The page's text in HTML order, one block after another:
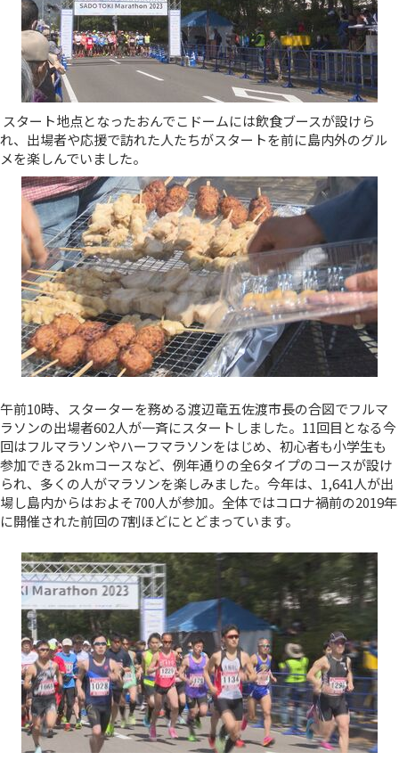
スタート地点となったおんでこドームには飲食ブースが設けら
れ、出場者や応援で訪れた人たちがスタートを前に島内外のグル
メを楽しんでいました。
午前10時、スターターを務める渡辺竜五佐渡市長の合図でフルマ
ラソンの出場者602人が一斉にスタートしました。11回目となる今
回はフルマラソンやハーフマラソンをはじめ、初心者も小学生も
参加できる2kmコースなど、例年通りの全6タイプのコースが設け
られ、多くの人がマラソンを楽しみました。今年は、1,641人が出
場し島内からはおよそ700人が参加。全体ではコロナ禍前の2019年
に開催された前回の7割ほどにとどまっています。